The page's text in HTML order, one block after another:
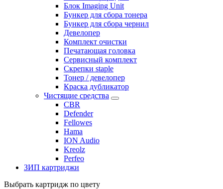
Блок Imaging Unit
Бункер для сбора тонера
Бункер для сбора чернил
Девелопер
Комплект очистки
Печатающая головка
Сервисный комплект
Скрепки staple
Тонер / девелопер
Краска дубликатор
Чистящие средства
CBR
Defender
Fellowes
Hama
ION Audio
Kreolz
Perfeo
ЗИП картриджи
Выбрать картридж по цвету